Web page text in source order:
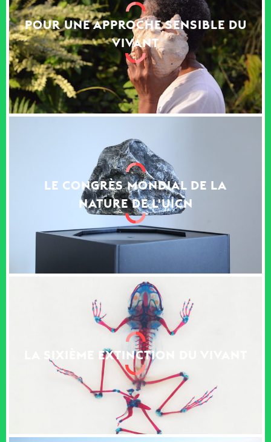
POUR UNE APPROCHE SENSIBLE DU
VIVANT
LE CONGRÈS MONDIAL DE LA
NATURE DE L'UICN
LA SIXIÈME EXTINCTION DU VIVANT